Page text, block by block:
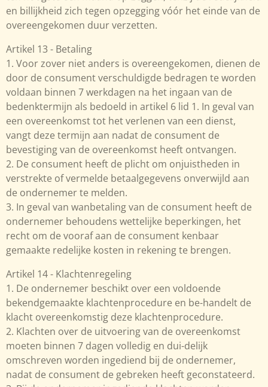
en billijkheid zich tegen opzegging vóór het einde van de
overeengekomen duur verzetten.
Artikel 13 - Betaling
1. Voor zover niet anders is overeengekomen, dienen de
door de consument verschuldigde bedragen te worden
voldaan binnen 7 werkdagen na het ingaan van de
bedenktermijn als bedoeld in artikel 6 lid 1. In geval van
een overeenkomst tot het verlenen van een dienst,
vangt deze termijn aan nadat de consument de
bevestiging van de overeenkomst heeft ontvangen.
2. De consument heeft de plicht om onjuistheden in
verstrekte of vermelde betaalgegevens onverwijld aan
de ondernemer te melden.
3. In geval van wanbetaling van de consument heeft de
ondernemer behoudens wettelijke beperkingen, het
recht om de vooraf aan de consument kenbaar
gemaakte redelijke kosten in rekening te brengen.
Artikel 14 - Klachtenregeling
1. De ondernemer beschikt over een voldoende
bekendgemaakte klachtenprocedure en be-handelt de
klacht overeenkomstig deze klachtenprocedure.
2. Klachten over de uitvoering van de overeenkomst
moeten binnen 7 dagen volledig en dui-delijk
omschreven worden ingediend bij de ondernemer,
nadat de consument de gebreken heeft geconstateerd.